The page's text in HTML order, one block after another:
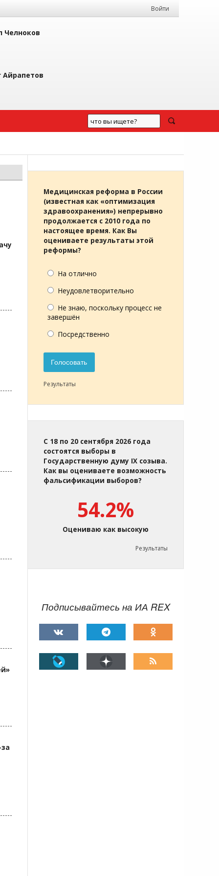
Войти
Челноков
Айрапетов
Медицинская реформа в России
(известная как «оптимизация
здравоохранения») непрерывно
продолжается с 2010 года по
настоящее время. Как Вы
оцениваете результаты этой
реформы?
На отлично
Неудовлетворительно
Не знаю, поскольку процесс не
завершён
Посредственно
Голосовать
Результаты
С 18 по 20 сентября 2026 года
состоятся выборы в
Государственную думу IX созыва.
Как вы оцениваете возможность
фальсификации выборов?
54.2%
Оцениваю как высокую
Результаты
Подписывайтесь на ИА REX